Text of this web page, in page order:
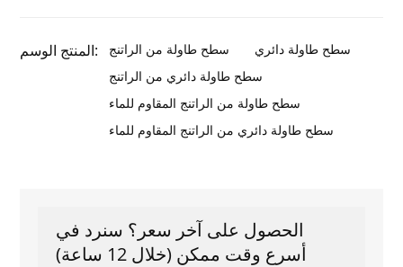
المنتج الوسم: سطح طاولة من الراتنج
سطح طاولة دائري
سطح طاولة دائري من الراتنج
سطح طاولة من الراتنج المقاوم للماء
سطح طاولة دائري من الراتنج المقاوم للماء
الحصول على آخر سعر؟ سنرد في
أسرع وقت ممكن (خلال 12 ساعة)